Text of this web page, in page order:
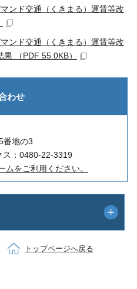
ンド交通（くきまる）運賃等改
ンド交通（くきまる）運賃等改
（PDF 55.0KB）
わせ
地の3
：0480-22-3319
ムをご利用ください。
トップページへ戻る